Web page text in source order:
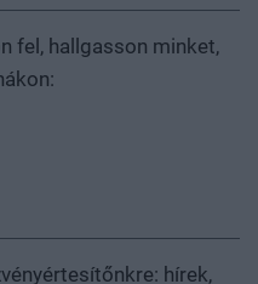
fel, hallgasson minket,
hírek,